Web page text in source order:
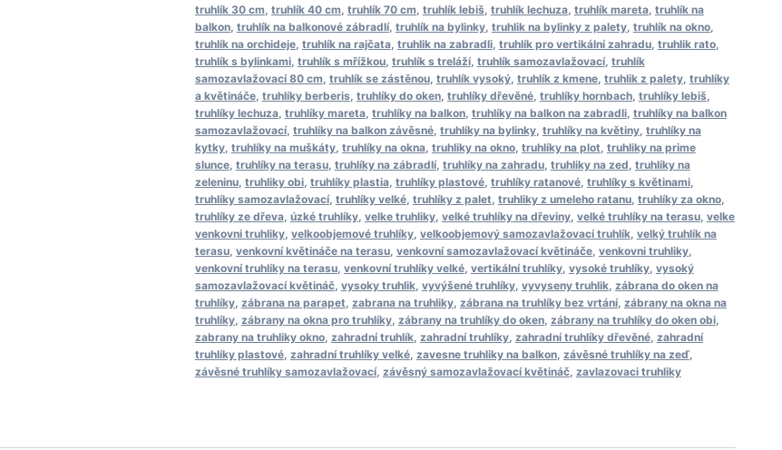
truhlík 30 cm truhlík 40 cm truhlík 70 cm truhlík lebiš truhlík lechuza, truhlík mareta, truhlík na
balkon, truhlík na balkonové zábradlí, truhlík na bylinky, truhlik na bylinky z palety, truhlík na okno,
truhlík na orchideje, truhlík na rajčata, truhlik na zabradli, truhlík pro vertikální zahradu, truhlik rato,
truhlík s bylinkami, truhlík s mřížkou, truhlík s treláží, truhlík samozavlažovací, truhlík
samozavlažovací 80 cm truhlík se zástěnou, truhlík vysoký, truhlík z kmene, truhlik z palety, truhlíky
a květináče, truhlíky berberis truhlíky do oken, truhlíky dřevěné, truhlíky hornbach, truhlíky lebiš
truhlíky lechuza, truhlíky mareta, truhlíky na balkon, truhlíky na balkon na zabradli, truhlíky na balkon
samozavlažovací, truhlíky na balkon závěsné, truhlíky na bylinky, truhlíky na květiny, truhlíky na
kytky, truhlíky na muškáty, truhlíky na okna, truhliky na okno, truhlíky na plot truhliky na prime
slunce, truhlíky na terasu, truhlíky na zábradlí, truhlíky na zahradu, truhliky na zed truhlíky na
zeleninu, truhliky obi, truhlíky plastia, truhlíky plastové, truhlíky ratanové, truhlíky s květinami,
truhlíky samozavlažovací, truhlíky velké, truhlíky z palet truhliky z umeleho ratanu, truhlíky za okno,
truhlíky ze dřeva, úzké truhlíky, velke truhliky, velké truhlíky na dřeviny, velké truhlíky na terasu, velke
venkovni truhliky, velkoobjemové truhlíky, velkoobjemový samozavlažovací truhlík, velký truhlík na
terasu, venkovní květináče na terasu, venkovní samozavlažovací květináče, venkovni truhliky,
venkovní truhlíky na terasu, venkovní truhlíky velké, vertikální truhlíky, vysoké truhlíky, vysoký
samozavlažovací květináč, vysoky truhlik, vyvýšené truhlíky, vyvyseny truhlik, zábrana do oken na
truhlíky, zábrana na parapet zabrana na truhliky, zábrana na truhlíky bez vrtání, zábrany na okna na
truhlíky, zábrany na okna pro truhlíky, zábrany na truhlíky do oken, zábrany na truhlíky do oken obi,
zabrany na truhliky okno, zahradní truhlík, zahradní truhlíky, zahradní truhlíky dřevěné, zahradní
truhlíky plastové, zahradní truhlíky velké, zavesne truhliky na balkon, závěsné truhlíky na zeď,
závěsné truhlíky samozavlažovací, závěsný samozavlažovací květináč, zavlazovaci truhliky